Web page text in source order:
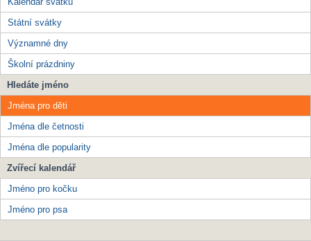
Státní svátky
Významné dny
Školní prázdniny
Hledáte jméno
Jména pro děti
Jména dle četnosti
Jména dle popularity
Zvířecí kalendář
Jméno pro kočku
Jméno pro psa